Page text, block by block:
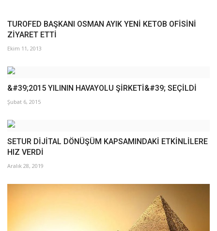
TUROFED BAŞKANI OSMAN AYIK YENİ KETOB OFİSİNİ
ZİYARET ETTİ
Ekim 11, 2013
&#39;2015 YILININ HAVAYOLU ŞİRKETİ&#39; SEÇİLDİ
Şubat 6, 2015
SETUR DİJİTAL DÖNÜŞÜM KAPSAMINDAKİ ETKİNLİLERE
HIZ VERDİ
Aralık 28, 2019